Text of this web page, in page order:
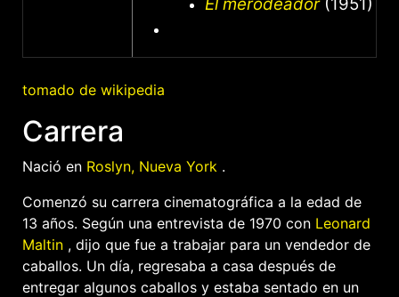
tomado de wikipedia
Carrera
Nació en Roslyn, Nueva York .
Comenzó su carrera cinematográfica a la edad de
13 años. Según una entrevista de 1970 con Leonard
Maltin , dijo que fue a trabajar para un vendedor de
caballos. Un día, regresaba a casa después de
entregar algunos caballos y estaba sentado en un